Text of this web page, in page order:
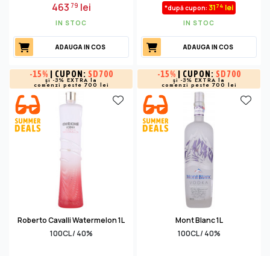
463 79 lei
IN STOC
ADAUGA IN COS
*după cupon: 3174 lei
IN STOC
ADAUGA IN COS
-15% | CUPON: SD700
și -3% EXTRA la
comenzi peste 700 lei
Roberto Cavalli Watermelon 1L
100CL / 40%
-15% | CUPON: SD700
și -3% EXTRA la
comenzi peste 700 lei
Mont Blanc 1L
100CL / 40%